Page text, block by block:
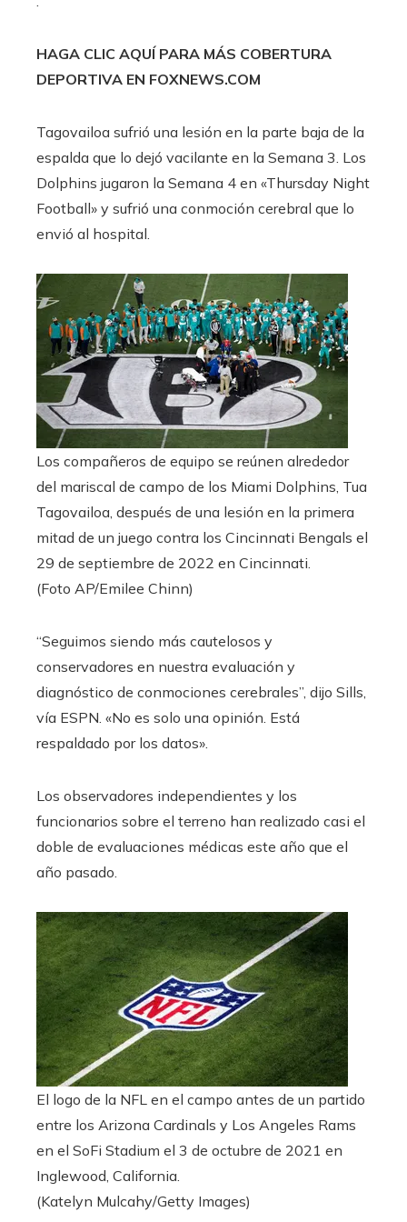
HAGA CLIC AQUÍ PARA MÁS COBERTURA
DEPORTIVA EN FOXNEWS.COM
Tagovailoa sufrió una lesión en la parte baja de la
espalda que lo dejó vacilante en la Semana 3. Los
Dolphins jugaron la Semana 4 en «Thursday Night
Football» y sufrió una conmoción cerebral que lo
envió al hospital.
Los compañeros de equipo se reúnen alrededor
del mariscal de campo de los Miami Dolphins, Tua
Tagovailoa, después de una lesión en la primera
mitad de un juego contra los Cincinnati Bengals el
29 de septiembre de 2022 en Cincinnati.
(Foto AP/Emilee Chinn)
“Seguimos siendo más cautelosos y
conservadores en nuestra evaluación y
diagnóstico de conmociones cerebrales”, dijo Sills,
vía ESPN. «No es solo una opinión. Está
respaldado por los datos».
Los observadores independientes y los
funcionarios sobre el terreno han realizado casi el
doble de evaluaciones médicas este año que el
año pasado.
El logo de la NFL en el campo antes de un partido
entre los Arizona Cardinals y Los Angeles Rams
en el SoFi Stadium el 3 de octubre de 2021 en
Inglewood, California.
(Katelyn Mulcahy/Getty Images)